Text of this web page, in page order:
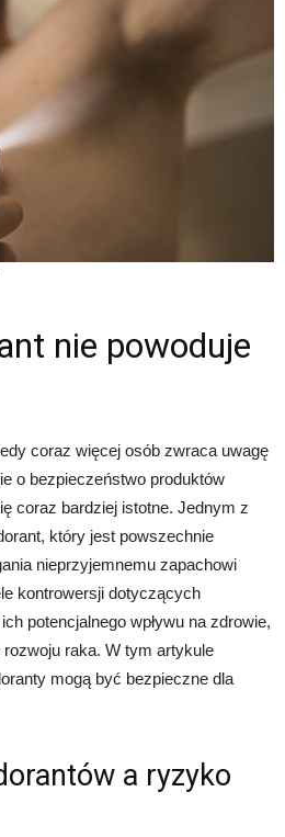
nie powoduje
coraz więcej osób zwraca uwagę
o bezpieczeństwo produktów
coraz bardziej istotne. Jednym z
który jest powszechnie
nieprzyjemnemu zapachowi
kontrowersji dotyczących
potencjalnego wpływu na zdrowie,
raka. W tym artykule
mogą być bezpieczne dla
a ryzyko